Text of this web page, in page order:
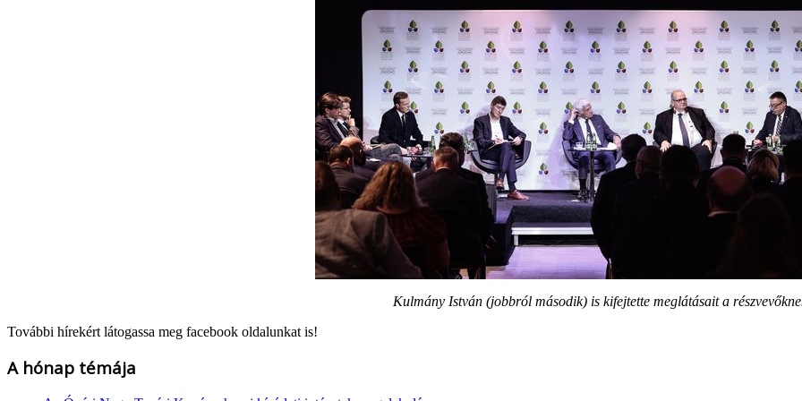
Kulmány István (jobbról második) is kifejtette meglátásait a
További hírekért látogassa meg facebook oldalunkat is!
A hónap témája